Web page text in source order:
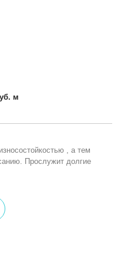
м
, а тем
Прослужит долгие